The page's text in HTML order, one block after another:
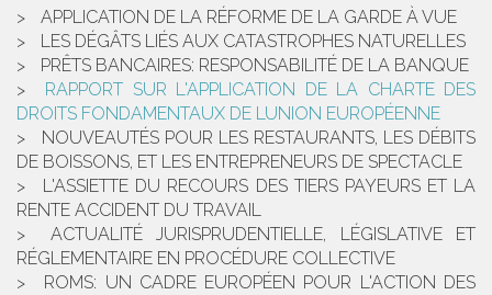
APPLICATION DE LA RÉFORME DE LA GARDE À VUE
LES DÉGÂTS LIÉS AUX CATASTROPHES NATURELLES
PRÊTS BANCAIRES: RESPONSABILITÉ DE LA BANQUE
RAPPORT SUR L'APPLICATION DE LA CHARTE DES
DROITS FONDAMENTAUX DE LUNION EUROPÉENNE
NOUVEAUTÉS POUR LES RESTAURANTS, LES DÉBITS
DE BOISSONS, ET LES ENTREPRENEURS DE SPECTACLE
L'ASSIETTE DU RECOURS DES TIERS PAYEURS ET LA
RENTE ACCIDENT DU TRAVAIL
ACTUALITÉ JURISPRUDENTIELLE, LÉGISLATIVE ET
RÉGLEMENTAIRE EN PROCÉDURE COLLECTIVE
ROMS: UN CADRE EUROPÉEN POUR L'ACTION DES